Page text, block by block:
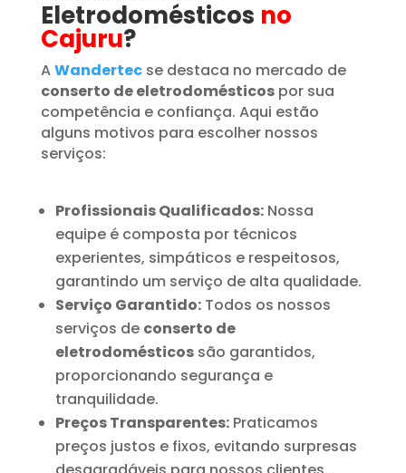
Eletrodomésticos no
Cajuru?
AWandertecse destaca no mercado de
conserto de eletrodomésticospor sua
competência e confiança. Aqui estão
alguns motivos para escolher nossos
serviços:
Profissionais Qualificados:Nossa
equipe é composta por técnicos
experientes, simpáticos e respeitosos,
garantindo um serviço de alta qualidade.
Serviço Garantido:Todos os nossos
serviços de conserto de
eletrodomésticossão garantidos,
proporcionando segurança e
tranquilidade.
Preços Transparentes:Praticamos
preços justos e fixos, evitando surpresas